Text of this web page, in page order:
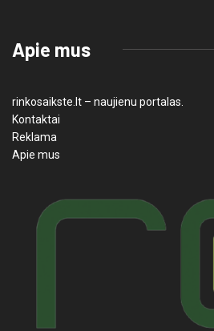
Apie mus
rinkosaikste.lt – naujienu portalas.
Kontaktai
Reklama
Apie mus